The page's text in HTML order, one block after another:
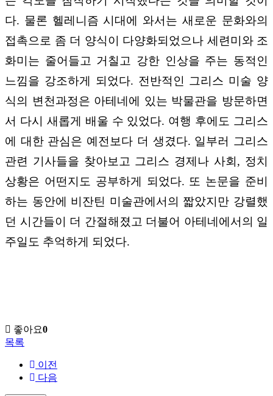
다. 물론 헬레니즘 시대에 와서는 새로운 문화와의
접촉으로 좀 더 양식이 다양화되었으나 세련미와 조
화미는 줄어들고 거칠고 강한 인상을 주는 동적인
느낌을 강조하게 되었다. 전반적인 그리스 미술 양
식의 변천과정은 아테네에 있는 박물관을 방문하면
서 다시 새롭게 배울 수 있었다. 여행 후에도 그리스
에 대한 관심은 예전보다 더 생겼다. 일부러 그리스
관련 기사들을 찾아보고 그리스 경제나 사회, 정치
상황은 어떤지도 공부하게 되었다. 또 논문을 준비
하는 동안에 비잔틴 미술관에서의 짧았지만 강렬했
던 시간들이 더 간절해졌고 더불어 아테네에서의 일
주일도 추억하게 되었다.
좋아요0
목록
이전
다음